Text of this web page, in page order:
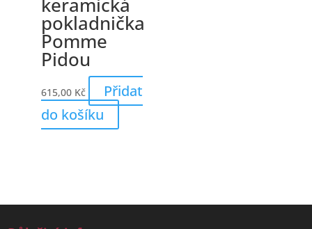
Keramická
kasička kuře
se zlatým
zobáčkem